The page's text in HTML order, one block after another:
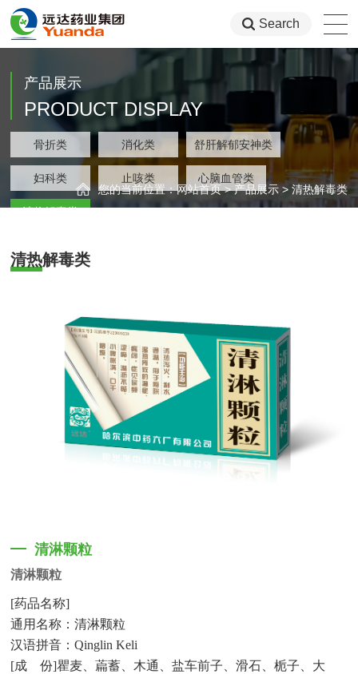
Search
产品展示
PRODUCT DISPLAY
骨折类 消化类 舒肝解郁安神类
妇科类 止咳类 心脑血管类
清热解毒类
您的当前位置：网站首页>产品展示> 清热解毒类
清热解毒类
清淋颗粒
清淋颗粒
[药品名称]
通用名称：清淋颗粒
汉语拼音：Qinglin Keli
[成 份]瞿麦、萹蓄、木通、盐车前子、滑石、栀子、大